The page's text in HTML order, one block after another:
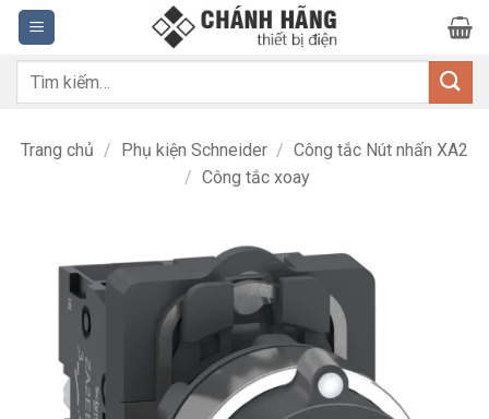
Bỏ
qua
nội
dung
Tìm
Trang chủ / Phụ kiện Schneider / Công tắc Nút nhấn XA2
/ Công tắc xoay